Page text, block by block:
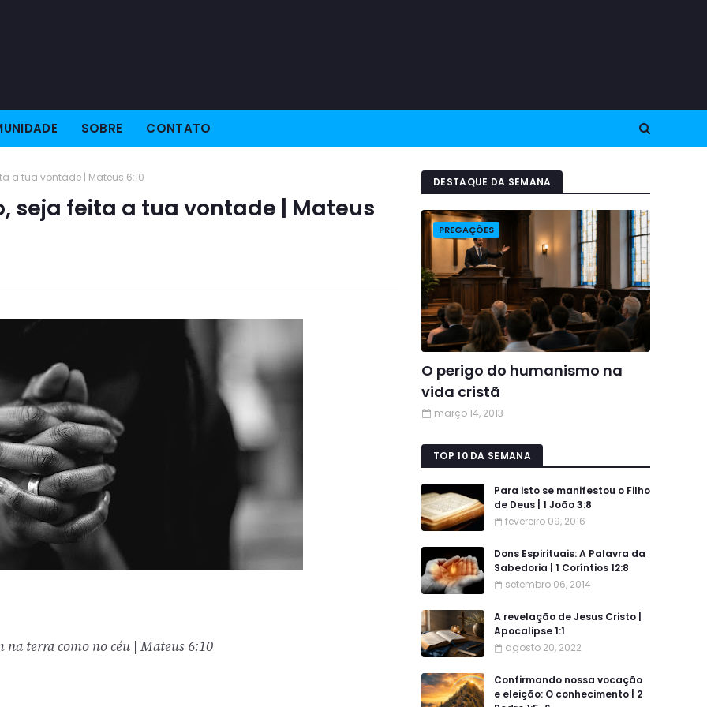
SOBRE CONTATO
a tua vontade | Mateus 6:10
seja feita a tua vontade | Mateus
na terra como no céu | Mateus 6:10
DESTAQUE DA SEMANA
PREGAÇÕES
O perigo do humanismo na
vida cristã
março 14, 2013
TOP 10 DA SEMANA
Para isto se manifestou o Filho
de Deus | 1 João 3:8
fevereiro 09, 2016
Dons Espirituais: A Palavra da
Sabedoria | 1 Coríntios 12:8
setembro 06, 2014
A revelação de Jesus Cristo |
Apocalipse 1:1
agosto 20, 2022
Confirmando nossa vocação
e eleição: O conhecimento | 2